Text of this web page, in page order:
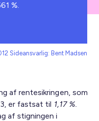
%.
Sideansvarlig: Bent Madsen
af rentesikringen, som
er fastsat til 1,17 %.
af stigningen i